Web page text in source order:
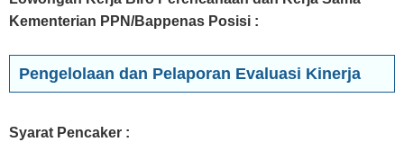
Kementerian PPN/Bappenas Posisi :
Pengelolaan dan Pelaporan Evaluasi Kinerja
Syarat Pencaker :